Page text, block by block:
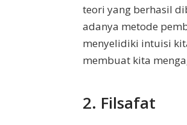
teori yang berhasil
adanya metode
menyelidiki intuisi
membuat kita
2. Filsafat